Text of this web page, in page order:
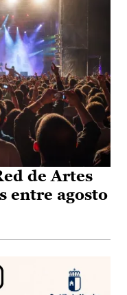
de Artes
entre agosto